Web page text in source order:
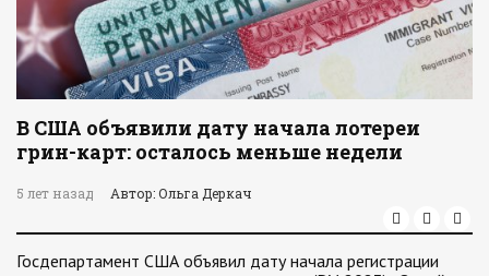
В США объявили дату начала лотереи
грин-карт: осталось меньше недели
5 лет назад Автор: Ольга Деркач
Госдепартамент США объявил дату начала регистрации